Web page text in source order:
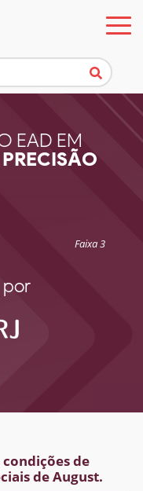
EAD EM
Faixa 3
condições de
de August.